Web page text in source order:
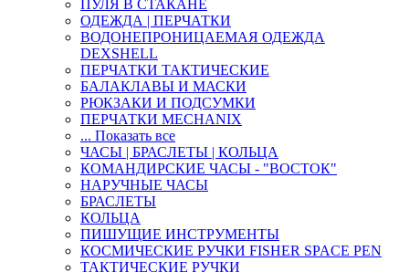
ПУЛЯ В СТАКАНЕ
ОДЕЖДА | ПЕРЧАТКИ
ВОДОНЕПРОНИЦАЕМАЯ ОДЕЖДА
DEXSHELL
ПЕРЧАТКИ ТАКТИЧЕСКИЕ
БАЛАКЛАВЫ И МАСКИ
РЮКЗАКИ И ПОДСУМКИ
ПЕРЧАТКИ MECHANIX
... Показать все
ЧАСЫ | БРАСЛЕТЫ | КОЛЬЦА
КОМАНДИРСКИЕ ЧАСЫ - "ВОСТОК"
НАРУЧНЫЕ ЧАСЫ
БРАСЛЕТЫ
КОЛЬЦА
ПИШУЩИЕ ИНСТРУМЕНТЫ
КОСМИЧЕСКИЕ РУЧКИ FISHER SPACE PEN
ТАКТИЧЕСКИЕ РУЧКИ